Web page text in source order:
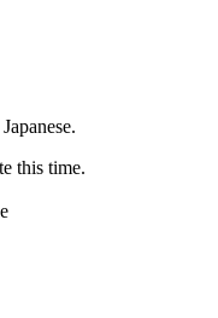
this time.